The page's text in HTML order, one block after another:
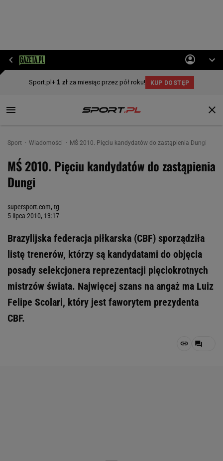
Sport Wiadomości MŚ 2010. Pięciu kandydatów do zastąpienia Dungi
MŚ 2010. Pięciu kandydatów do zastąpienia
Dungi
supersport.com, tg
5 lipca 2010, 13:17
Brazylijska federacja piłkarska (CBF) sporządziła
listę trenerów, którzy są kandydatami do objęcia
posady selekcjonera reprezentacji pięciokrotnych
mistrzów świata. Najwięcej szans na angaż ma Luiz
Felipe Scolari, który jest faworytem prezydenta
CBF.